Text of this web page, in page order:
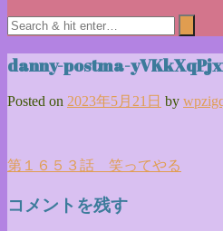
danny-postma-
Posted on 2023年5月21日 by
投
稿
第１６５３話 笑ってやる
コメントを残す